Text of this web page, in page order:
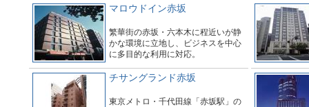
マロウドイン赤坂
繁華街の赤坂・六本木に程近いが静
かな環境に立地し、ビジネスを中心
に多目的な利用に対応。
チサングランド赤坂
東京メトロ・千代田線「赤坂駅」の